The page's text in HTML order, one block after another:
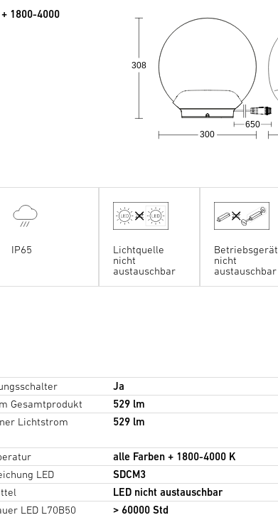
1800-4000
300
308
650
IP65
Lichtquelle
nicht
austauschbar
Betriebsgerät
nicht
austauschbar
Ja
Gesamtprodukt
529 lm
Lichtstrom
529 lm
alle Farben + 1800-4000 K
LED
SDCM3
LED nicht austauschbar
LED L70B50
> 60000 Std